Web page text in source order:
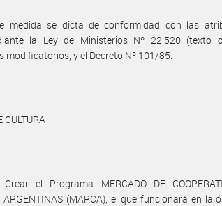
medida se dicta de conformidad con las
la Ley de Ministerios Nº 22.520 (texto
modificatorios, y el Decreto Nº 101/85.
CULTURA
Crear el Programa MERCADO DE
ARGENTINAS (MARCA), el que funcionará en la